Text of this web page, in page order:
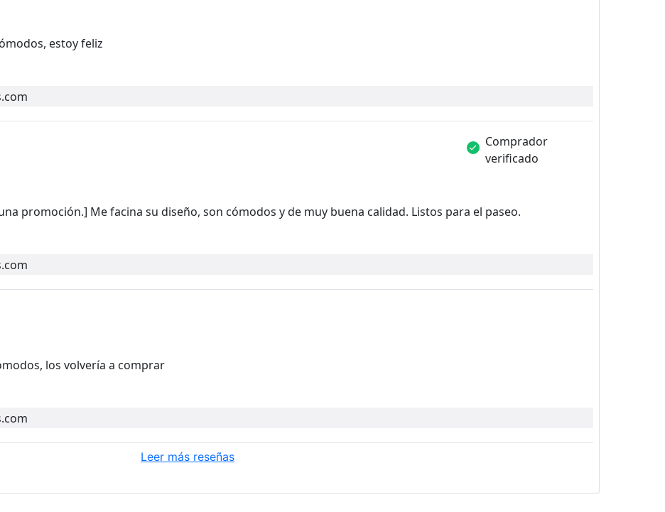
estoy feliz
Comprador
verificado
promoción.] Me facina su diseño, son cómodos y de muy buena calidad. Listos para el paseo.
los volvería a comprar
Leer más reseñas